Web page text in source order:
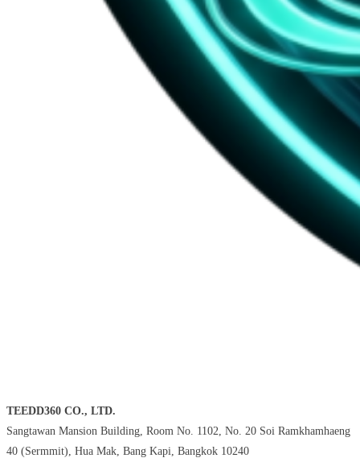
TEEDD360 CO., LTD.
Sangtawan Mansion Building, Room No. 1102, No. 20 Soi Ramkhamhaeng
40 (Sermmit), Hua Mak, Bang Kapi, Bangkok 10240